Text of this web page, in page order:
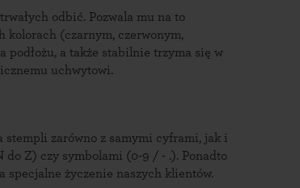
odbić. Pozwala mu na to
kolorach (czarnym, czerwonym,
podłożu, a także stabilnie trzyma się w
uchwytowi.
stempli zarówno z samymi cyframi, jak i
do Z) czy symbolami (0-9 / - .). Ponadto
specjalne życzenie naszych klientów.